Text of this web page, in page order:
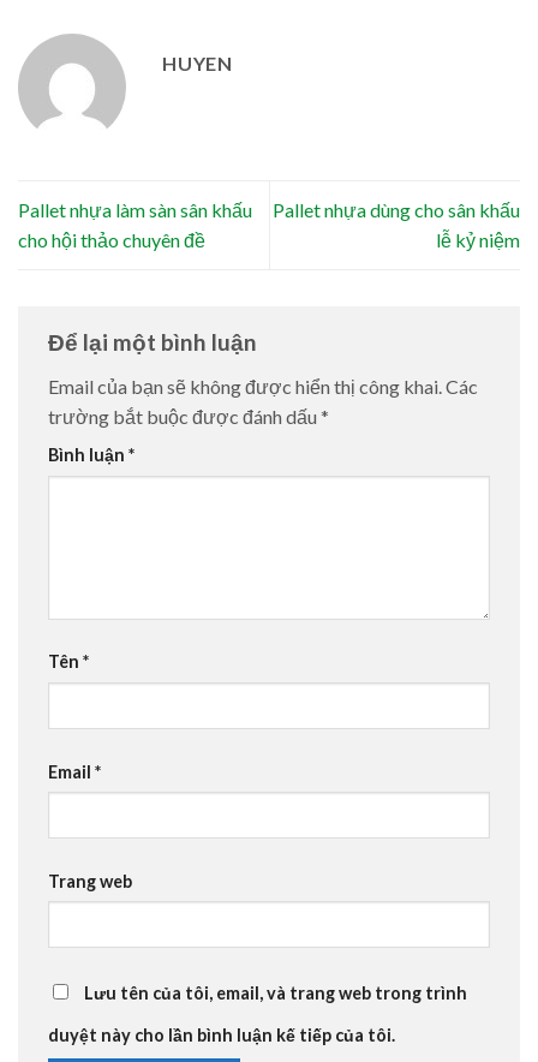
HUYEN
Pallet nhựa làm sàn sân khấu
cho hội thảo chuyên đề
Pallet nhựa dùng cho sân khấu
lễ kỷ niệm
Để lại một bình luận
Email của bạn sẽ không được hiển thị công khai.Các
trường bắt buộc được đánh dấu *
Bình luận *
Tên *
Email *
Trang web
Lưu tên của tôi, email, và trang web trong trình
duyệt này cho lần bình luận kế tiếp của tôi.